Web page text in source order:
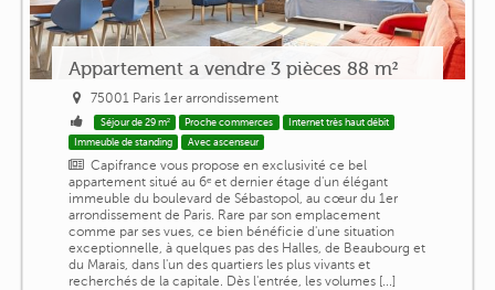
Appartement a vendre 3 pièces 88 m²
75001 Paris 1er arrondissement
Séjour de 29 m² Proche commerces
Internet très haut débit
Immeuble de standing
Avec ascenseur
Capifrance vous propose en exclusivité ce bel
appartement situé au 6ᵉ et dernier étage d'un élégant
immeuble du boulevard de Sébastopol, au cœur du 1er
arrondissement de Paris. Rare par son emplacement
comme par ses vues, ce bien bénéficie d'une situation
exceptionnelle, à quelques pas des Halles, de Beaubourg et
du Marais, dans l'un des quartiers les plus vivants et
recherchés de la capitale. Dès l'entrée, les volumes [...]